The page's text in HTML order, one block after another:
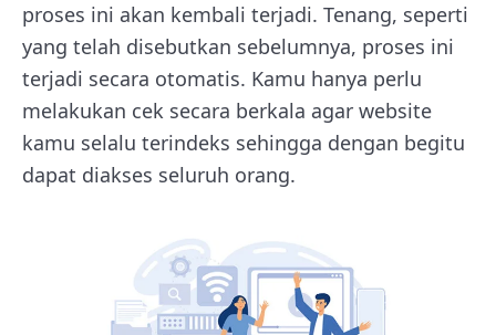
proses ini akan kembali terjadi. Tenang, seperti
yang telah disebutkan sebelumnya, proses ini
terjadi secara otomatis. Kamu hanya perlu
melakukan cek secara berkala agar website
kamu selalu terindeks sehingga dengan begitu
dapat diakses seluruh orang.